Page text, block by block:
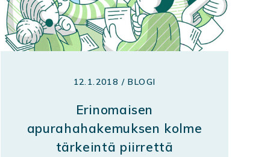
12.1.2018 / BLOGI
Erinomaisen
apurahahakemuksen kolme
tärkeintä piirrettä